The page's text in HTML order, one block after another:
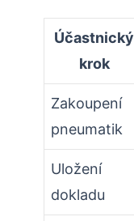
Účastnický
krok
Zakoupení
pneumatik
Uložení
dokladu